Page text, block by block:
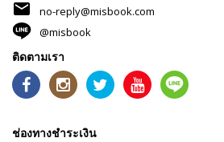
mail
no-reply@misbook.com
@misbook
ติดตามเรา
ช่องทางชำระเงิน